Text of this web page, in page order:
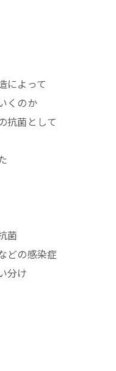
によって
くのか
抗菌として
菌
どの感染症
分け